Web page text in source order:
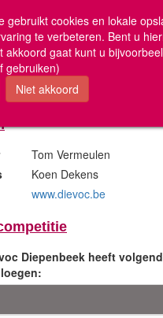
gebruikt cookies en lokale
te verbeteren. Bent u
akkoord gaat kunt u
gebruiken)
Mijn
Nationaal &
Oost-
Brugs
De
Dievoc
Tom Vermeulen
Koen Dekens
www.dievoc.be
Diepenbeek heeft